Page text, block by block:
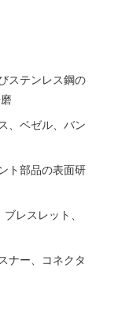
ステンレス鋼の
、ベゼル、バン
ト部品の表面研
レスレット、
ナー、コネクタ